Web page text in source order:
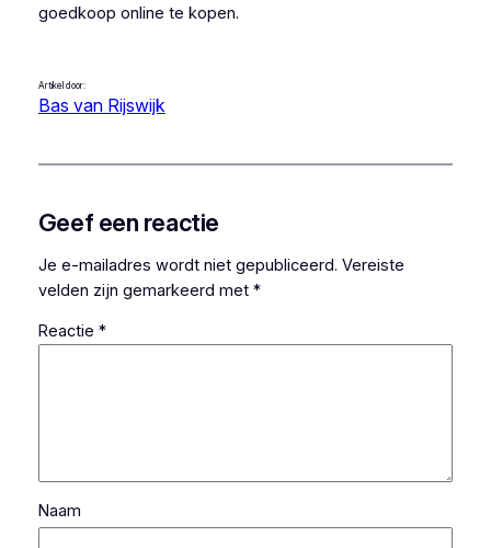
goedkoop online te kopen.
Artikel door:
Bas van Rijswijk
Geef een reactie
Je e-mailadres wordt niet gepubliceerd. Vereiste
velden zijn gemarkeerd met *
Reactie *
Naam